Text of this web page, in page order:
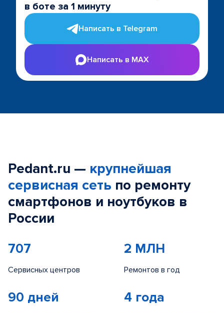
в боте за 1 минуту
Написать в Telegram
Написать в MAX
Pedant.ru — крупнейшая
сервисная сеть по ремонту
смартфонов и ноутбуков в
России
707
Сервисных центров
2 МЛН
Ремонтов в год
90 дней 4 года